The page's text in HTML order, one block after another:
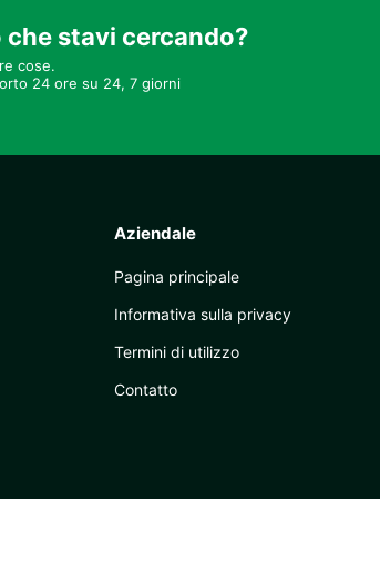
stavi cercando?
cose.
24 ore su 24, 7 giorni
Aziendale
Pagina principale
Informativa sulla privacy
Termini di utilizzo
Contatto